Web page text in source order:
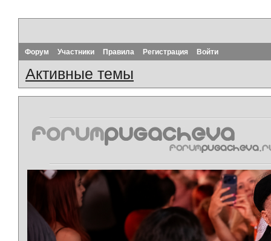
Форум Участники Правила Регистрация Войти
Активные темы